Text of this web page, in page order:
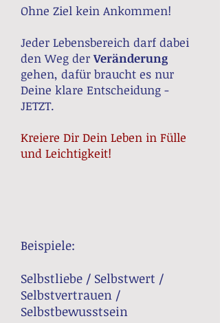
Ohne Ziel kein Ankommen!
Jeder Lebensbereich darf dabei
den Weg derVeränderung
gehen, dafür braucht es nur
Deine klare Entscheidung -
JETZT.
Kreiere Dir Dein Leben in Fülle
und Leichtigkeit!
Beispiele:
Selbstliebe / Selbstwert /
Selbstvertrauen /
Selbstbewusstsein